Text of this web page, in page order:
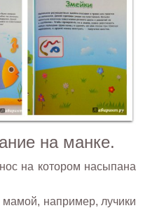
на манке.
на котором насыпана
например, лучики